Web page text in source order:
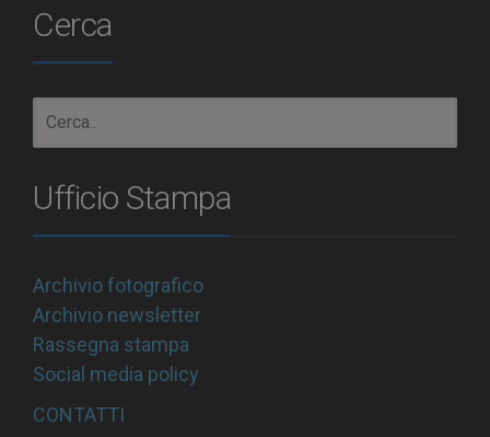
Cerca
Ufficio Stampa
Archivio fotografico
Archivio newsletter
Rassegna stampa
Social media policy
CONTATTI